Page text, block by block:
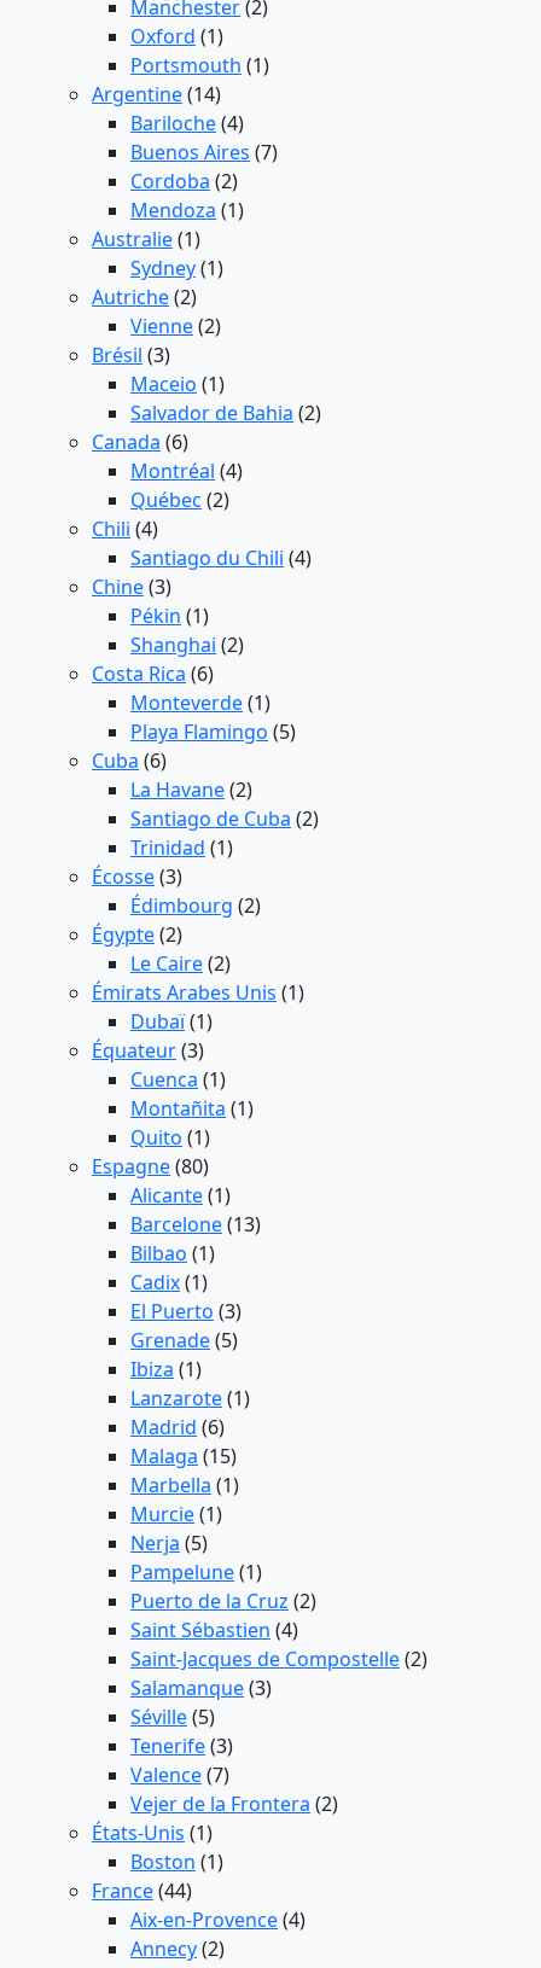
Manchester(2)
Oxford (1)
Portsmouth (1)
Argentine(14)
Bariloche(4)
Buenos Aires (7)
Cordoba (2)
Mendoza (1)
Australie(1)
Sydney(1)
Autriche(2)
Vienne(2)
Brésil (3)
Maceio (1)
Salvador de Bahia (2)
Canada (6)
Montréal (4)
Québec (2)
Chili (4)
Santiago du Chili (4)
Chine(3)
Pékin (1)
Shanghai (2)
Costa Rica (6)
Monteverde(1)
Playa Flamingo (5)
Cuba (6)
La Havane(2)
Santiago de Cuba (2)
Trinidad (1)
Écosse(3)
Édimbourg (2)
Égypte(2)
Le Caire(2)
Émirats Arabes Unis (1)
Dubaï(1)
Équateur(3)
Cuenca (1)
Montañita (1)
Quito (1)
Espagne(80)
Alicante(1)
Barcelone(13)
Bilbao (1)
Cadix(1)
El Puerto (3)
Grenade(5)
Ibiza (1)
Lanzarote(1)
Madrid (6)
Malaga (15)
Marbella (1)
Murcie(1)
Nerja (5)
Pampelune(1)
Puerto de la Cruz (2)
Saint Sébastien (4)
Saint-Jacques de Compostelle(2)
Salamanque(3)
Séville(5)
Tenerife(3)
Valence(7)
Vejer de la Frontera (2)
États-Unis (1)
Boston (1)
France(44)
Aix-en-Provence(4)
Annecy(2)